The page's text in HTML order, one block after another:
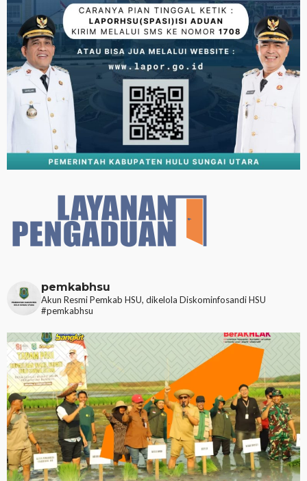
pemkabhsu
Akun Resmi Pemkab HSU, dikelola Diskominfosandi HSU
#pemkabhsu